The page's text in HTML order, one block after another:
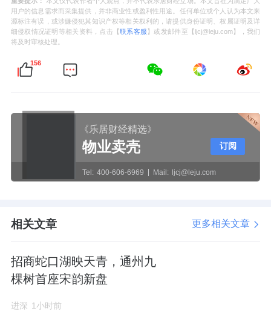
用户的信息需求而采集提供，并非商业性或盈利性用途。任何单位或个人认为本文来
源标注有误，或涉嫌侵犯其知识产权等相关权利的，请提供身份证明、权属证明及详
细侵权情况证明等相关资料，点击【联系客服 】或发邮件至【ljcj@leju.com】，我们
将及时审核处理。
156
《乐居财经精选》
物业卖壳
Tel: 400-606-6969 Mail: ljcj@leju.com
订阅
相关文章 更多相关文章
招商蛇口湖映天青，通州九
棵树首座宋韵新盘
进深 1小时前